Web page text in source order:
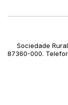
Sociedade
87360-000.